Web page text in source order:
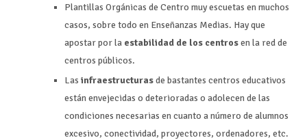
Plantillas Orgánicas de Centro muy escuetas en muchos
casos, sobre todo en Enseñanzas Medias. Hay que
apostar por la estabilidad de los centrosen la red de
centros públicos.
Lasinfraestructurasde bastantes centros educativos
están envejecidas o deterioradas o adolecen de las
condiciones necesarias en cuanto a número de alumnos
excesivo, conectividad, proyectores, ordenadores, etc.